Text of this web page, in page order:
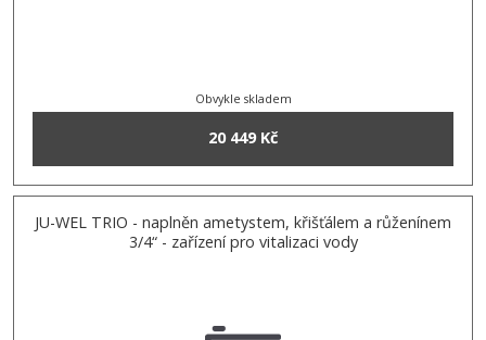
Obvykle skladem
20 449 Kč
JU-WEL TRIO - naplněn ametystem, křišťálem a růženínem
3/4“ - zařízení pro vitalizaci vody